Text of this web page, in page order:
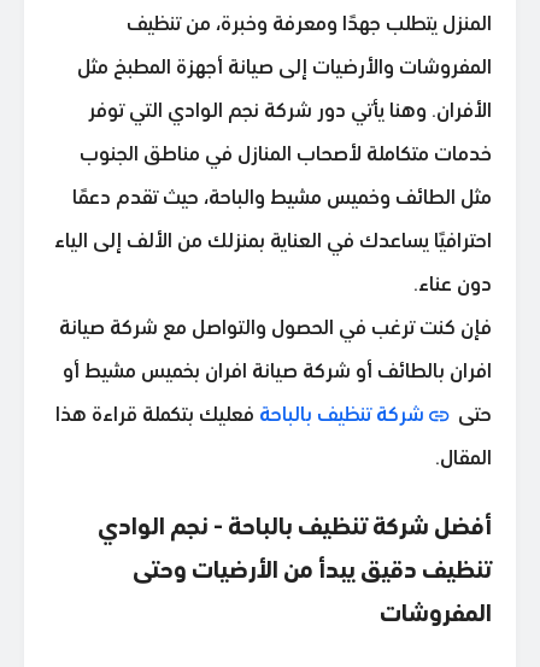
المنزل يتطلب جهدًا ومعرفة وخبرة، من تنظيف
المفروشات والأرضيات إلى صيانة أجهزة المطبخ مثل
الأفران. وهنا يأتي دور شركة نجم الوادي التي توفر
خدمات متكاملة لأصحاب المنازل في مناطق الجنوب
مثل الطائف وخميس مشيط والباحة، حيث تقدم دعمًا
احترافيًا يساعدك في العناية بمنزلك من الألف إلى الياء
دون عناء.
فإن كنت ترغب في الحصول والتواصل مع شركة صيانة
افران بالطائف أو شركة صيانة افران بخميس مشيط أو
حتى
شركة تنظيف بالباحة فعليك بتكملة قراءة هذا
المقال.
أفضل شركة تنظيف بالباحة - نجم الوادي
تنظيف دقيق يبدأ من الأرضيات وحتى
المفروشات